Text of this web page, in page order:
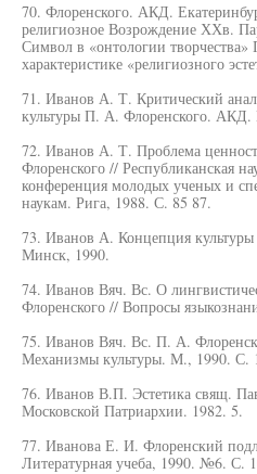
70. Флоренского. АКД.
религиозное Возрождение ХХв.
Символ в «онтологии
характеристике «религиозного
71. Иванов А. Т. Критический
культуры П. А. Флоренского.
72. Иванов А. Т. Проблема
Флоренского // Республиканская
конференция молодых ученых и
наукам. Рига, 1988. С. 85 87.
73. Иванов А. Концепция
Минск, 1990.
74. Иванов Вяч. Вс. О
Флоренского // Вопросы
75. Иванов Вяч. Вс. П. А.
Механизмы культуры. М., 1990. С.
76. Иванов В.П. Эстетика свящ.
Московской Патриархии. 1982. 5.
77. Иванова Е. И. Флоренский
Литературная учеба, 1990. №6. С.